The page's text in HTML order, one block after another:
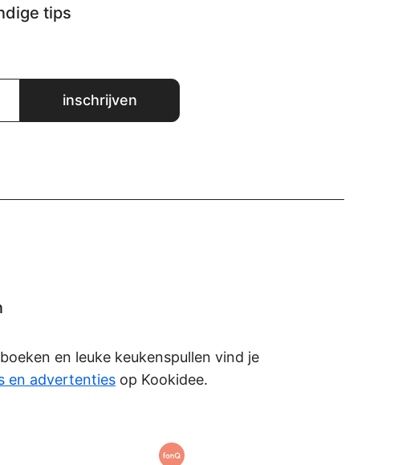
tips
en leuke keukenspullen vind je
en advertenties op Kookidee.